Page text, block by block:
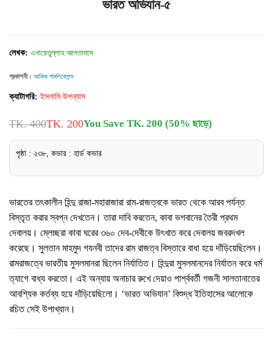
ভারত অভিযান-৫
লেখক: এনায়েতুল্লাহ আলতামাস
প্রকাশনী : আকিক পাবলিকেশন্স
ক্যাটাগরি:ইসলামি উপন্যাস
TK. 400TK. 200You Save TK. 200 (50% ছাড়ে)
পৃষ্ঠা : ২৩৮, কভার : হার্ড কভার
ভারতের তৎকালীন হিন্দু রাজা-মহারাজারা রাম-রাজত্বকে ভারত থেকে আরব পর্যন্ত
বিস্তৃত করার স্বপ্ন দেখতেন। তারা দাবি করতেন, কাবা ভগবানের তৈরী প্রথম
দেবালয়। ম্লেচ্ছরা কাবা ঘরের ৩৬০ দেব-দেবীকে উৎখাত করে দেবালয় জবরদখল
করেছে। সুলতান মাহমুদ গযনবী তাদের রাম রাজত্ব বিস্তারে বাধা হয়ে দাঁড়িয়েছিলেন।
রামরাজত্বে ভারতীয় মুসলমানরা ছিলেন নির্যাতিত। হিন্দুরা মুসলমানদের নির্যাতন করে ধর্ম
ত্যাগে বাধ্য করতো। এই অন্যায় অনাচার রুখে দেয়াও পার্শ্ববর্তী গজনী সালতানাতের
আবশ্যিক কর্তব্য হয়ে দাঁড়িয়েছিলো। ‘ভারত অভিযান’ বিশুদ্ধ ইতিহাসের আলোকে
রচিত সেই উপাখ্যান।